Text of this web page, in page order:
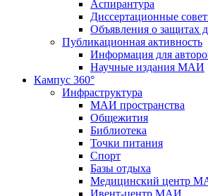
Аспирантура
Диссертационные
Объявления о защитах
Публикационная активность
Информация для
Научные издания МАИ
Кампус 360°
Инфраструктура
МАИ пространства
Общежития
Библиотека
Точки питания
Спорт
Базы отдыха
Медицинский центр
Ивент-центр МАИ